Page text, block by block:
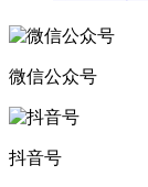
微信公众号
抖音号